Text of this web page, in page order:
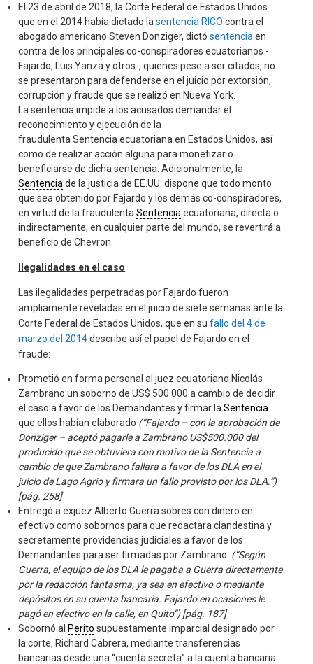
El 23 de abril de 2018, la Corte Federal de Estados Unidos
que en el 2014 había dictado lasentencia RICO contra el
abogado americano Steven Donziger, dictósentencia en
contra de los principales co-conspiradores ecuatorianos -
Fajardo, Luis Yanza y otros-, quienes pese a ser citados, no
se presentaron para defenderse en el juicio por extorsión,
corrupción y fraude que se realizó en Nueva York.
La sentencia impide a los acusados demandar el
reconocimiento y ejecución de la
fraudulenta Sentencia ecuatoriana en Estados Unidos, así
como de realizar acción alguna para monetizar o
beneficiarse de dicha sentencia. Adicionalmente, la
Sentencia de la justicia de EE.UU. dispone que todo monto
que sea obtenido por Fajardo y los demás co-conspiradores,
en virtud de la fraudulentaSentencia ecuatoriana, directa o
indirectamente, en cualquier parte del mundo, se revertirá a
beneficio de Chevron.
Ilegalidades en el caso
Las ilegalidades perpetradas por Fajardo fueron
ampliamente reveladas en el juicio de siete semanas ante la
Corte Federal de Estados Unidos, que en sufallo del 4 de
marzo del 2014describe así el papel de Fajardo en el
fraude:
Prometió en forma personal al juez ecuatoriano Nicolás
Zambrano un soborno de US$ 500.000 a cambio de decidir
el caso a favor de los Demandantes y firmar laSentencia
que ellos habían elaborado (“Fajardo – con la aprobación de
Donziger – aceptó pagarle a Zambrano US$500.000 del
producido que se obtuviera con motivo de la Sentencia a
cambio de que Zambrano fallara a favor de los DLA en el
juicio de Lago Agrio y firmara un fallo provisto por los DLA.”)
[pág. 258]
Entregó a exjuez Alberto Guerra sobres con dinero en
efectivo como sobornos para que redactara clandestina y
secretamente providencias judiciales a favor de los
Demandantes para ser firmadas por Zambrano. (“Según
Guerra, el equipo de los DLA le pagaba a Guerra directamente
por la redacción fantasma, ya sea en efectivo o mediante
depósitos en su cuenta bancaria. Fajardo en ocasiones le
pagó en efectivo en la calle, en Quito”) [pág. 187]
Sobornó alPerito supuestamente imparcial designado por
la corte, Richard Cabrera, mediante transferencias
bancarias desde una “cuenta secreta” a la cuenta bancaria